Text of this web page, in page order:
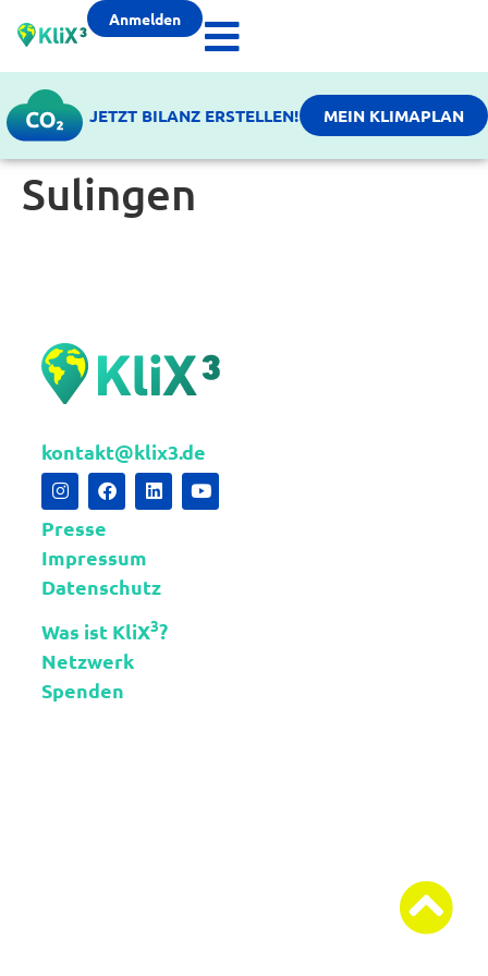
Anmelden
JETZT BILANZ ERSTELLEN! MEIN KLIMAPLAN
Sulingen
kontakt@klix3.de
Presse
Impressum
Datenschutz
Was ist KliX3?
Netzwerk
Spenden